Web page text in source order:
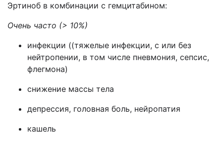
Эртиноб в комбинации с гемцитабином:
Очень часто (> 10%)
инфекции ((тяжелые инфекции, с или без
нейтропении, в том числе пневмония, сепсис,
флегмона)
снижение массы тела
депрессия, головная боль, нейропатия
кашель